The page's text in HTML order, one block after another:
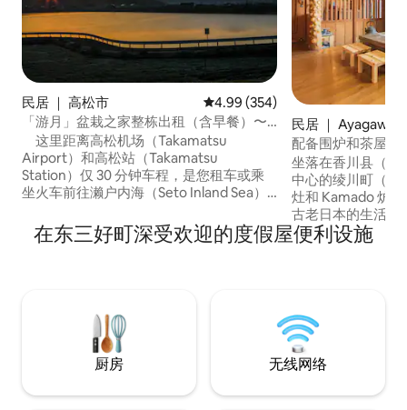
民居 ｜ 高松市 平均评分 4.99 分（满分 5 分），
4.99 (354)
「游月」盆栽之家整栋出租（含早餐）〜
位于香川中部，是前往瀨户内的枢纽〜
这里距离高松机场（Takamatsu
Airport）和高松站（Takamatsu
Station）仅 30 分钟车程，是您租车或乘
坐火车前往濑户内海（Seto Inland Sea）
提供高松站或高松机场的免费接送服务。
还有10个免费停车场，非常适合有小孩的
房。 房源位于五色台（Goshikidai）的
一座山上，地理位置优越，您可以充分欣
赏当季的自然风光，例如清晨在散步的同
时从桑野三山（Sanuki Sanzan）观赏日
验，参观盆景村和国分寺（四国朝圣路线
民居 ｜ Ayagawa
配备围炉和茶屋门
日本传统体验
坐落在香川县（
中心的绫川町（
灶和 Kamado 炉
古老日本的生活 🇯🇵 入住旅馆是我
✨ 我们提供奢华的
已彻底翻新。 从
（用于日式铁板烧
烤）作为选项。 ●
烧烤炉烹饪并享
（¥5,000），可
（室内设施可免费使用。
在东三好町深受欢迎的度假屋便利设施
厨房 无线网络